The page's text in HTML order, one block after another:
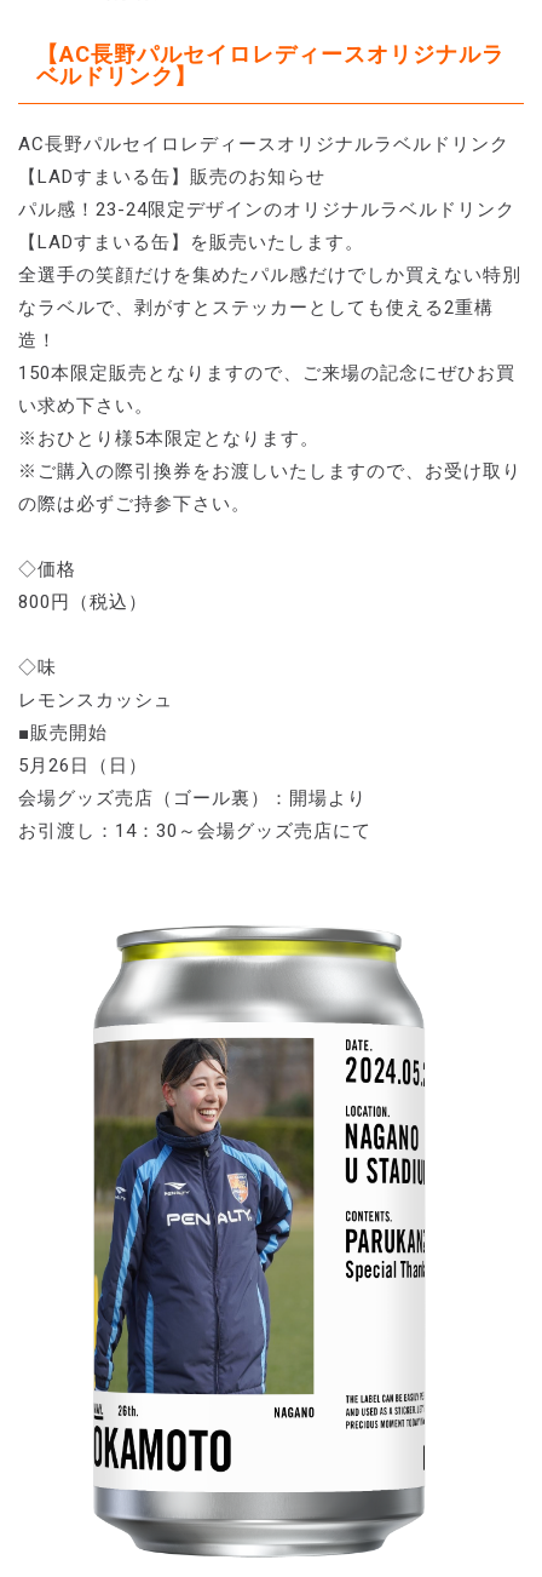
【AC長野パルセイロレディースオリジナルラ
ベルドリンク】
AC長野パルセイロレディースオリジナルラベルドリンク
【LADすまいる缶】販売のお知らせ
パル感！23-24限定デザインのオリジナルラベルドリンク
【LADすまいる缶】を販売いたします。
全選手の笑顔だけを集めたパル感だけでしか買えない特別
なラベルで、剥がすとステッカーとしても使える2重構
造！
150本限定販売となりますので、ご来場の記念にぜひお買
い求め下さい。
※おひとり様5本限定となります。
※ご購入の際引換券をお渡しいたしますので、お受け取り
の際は必ずご持参下さい。
◇価格
800円（税込）
◇味
レモンスカッシュ
■販売開始
5月26日（日）
会場グッズ売店（ゴール裏）：開場より
お引渡し：14：30～会場グッズ売店にて